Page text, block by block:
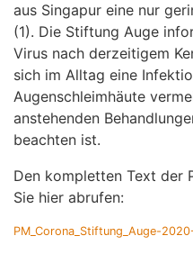
aus Singapur eine nur
(1). Die Stiftung Auge
Virus nach derzeitigem
sich im Alltag eine
Augenschleimhäute
anstehenden
beachten ist.
Den kompletten Text der
Sie hier abrufen:
PM_Corona_Stiftung_Auge-